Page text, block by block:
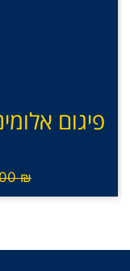
₪
12,500.00